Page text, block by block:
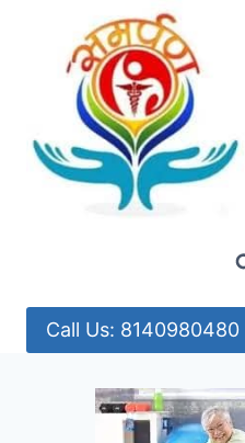
Call Us: 8140980480